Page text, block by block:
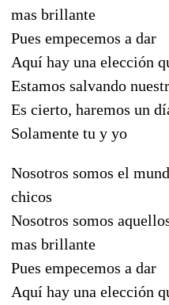
mas brillante
Pues empecemos a dar
Aquí hay una elección
Estamos salvando
Es cierto, haremos un
Solamente tu y yo
Nosotros somos el
chicos
Nosotros somos
mas brillante
Pues empecemos a dar
Aquí hay una elección